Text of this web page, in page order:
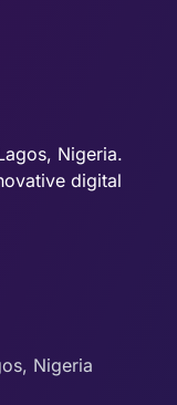
Nigeria.
digital
Nigeria